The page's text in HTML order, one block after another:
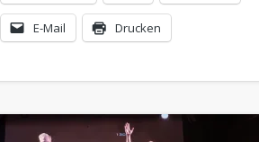
E-Mail Drucken